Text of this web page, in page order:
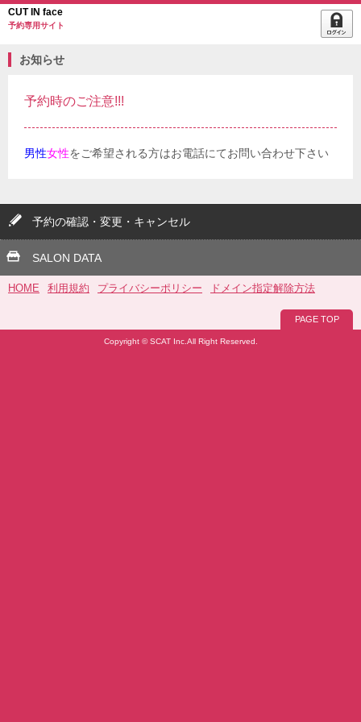
CUT IN face
予約専用サイト
お知らせ
予約時のご注意!!!
男性女性をご希望される方はお電話にてお問い合わせ下さい
予約の確認・変更・キャンセル
SALON DATA
HOME 利用規約 プライバシーポリシー ドメイン指定解除方法
PAGE TOP
Copyright © SCAT Inc.All Right Reserved.